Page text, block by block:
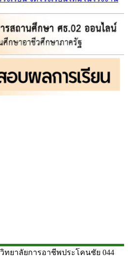
ทยาลัยการอาชีพประโคนชัย 044